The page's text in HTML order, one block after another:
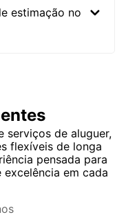
estimação no
serviços de aluguer,
flexíveis de longa
pensada para
em cada